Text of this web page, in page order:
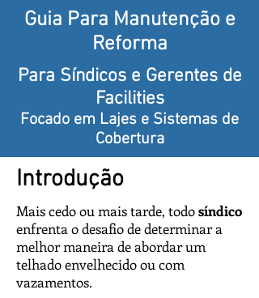
Guia Para Manutenção e
Reforma
Para Síndicos e Gerentes de
Facilities
Focado em Lajes e Sistemas de
Cobertura
Introdução
Mais cedo ou mais tarde, todosíndico
enfrenta o desafio de determinar a
melhor maneira de abordar um
telhado envelhecido ou com
vazamentos.